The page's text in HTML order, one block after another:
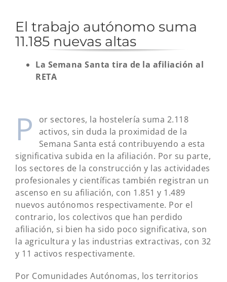
El trabajo autónomo suma
11.185 nuevas altas
La Semana Santa tira de la afiliación al
RETA
P
or sectores, la hostelería suma 2.118
activos, sin duda la proximidad de la
Semana Santa está contribuyendo a esta
significativa subida en la afiliación. Por su parte,
los sectores de la construcción y las actividades
profesionales y científicas también registran un
ascenso en su afiliación, con 1.851 y 1.489
nuevos autónomos respectivamente. Por el
contrario, los colectivos que han perdido
afiliación, si bien ha sido poco significativa, son
la agricultura y las industrias extractivas, con 32
y 11 activos respectivamente.
Por Comunidades Autónomas, los territorios